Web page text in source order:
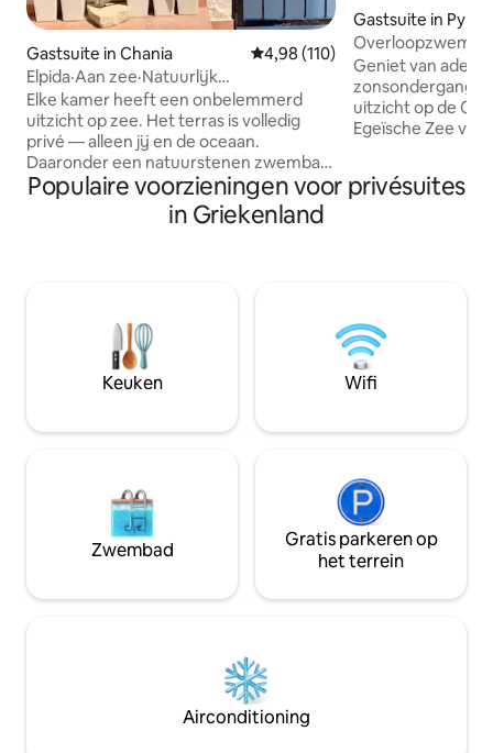
Gastsuite in Chania Gemiddelde beoordeling van
4,98 (110)
Elpida·Aan zee·Natuurlijk
zeezwembad·Onbelemmerd uitzicht
Elke kamer heeft een onbelemmerd
uitzicht op zee. Het terras is volledig
privé — alleen jij en de oceaan.
Daaronder een natuurstenen zwembad
uitgehouwen door de zee, met ernaast
een zoetwaterdouche. Geen drukte,
geen verkopers – de lokale bevolking
Chania. Parkeren kan kosteloos voor
deur. Strandtassen, handdoeken en
welkomstmand inbegrepen. Elektriciteit
met Green Pass-certificering. Al 4 jaar
Vertel het ons.
Gastsuite in
op zee
Geniet van
uitzicht op de
Egeïsche Zee
en gemakkelijke
schoonmaak
privézwembad
uitzicht op de
Populaire voorzieningen voor privésuites
in Griekenland
Keuken Wifi
Zwembad
Gratis parkeren op
het terrein
Airconditioning